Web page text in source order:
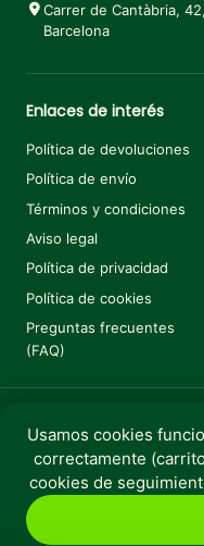
Carrer de Cantàbria,
Barcelona
Enlaces de interés
Política de devoluciones
Política de envío
Términos y condiciones
Aviso legal
Política de privacidad
Política de cookies
Preguntas frecuentes
(FAQ)
Copyright © 2025
Perro
Usamos cookies
correctamente
cookies de
€1,45